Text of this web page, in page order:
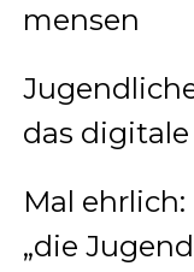
das
Mal
„die